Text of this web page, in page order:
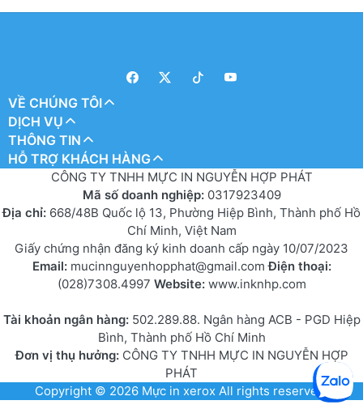
VỀ CHÚNG TÔI
DỊCH VỤ
THÔNG TIN
HỖ TRỢ KHÁCH HÀNG
CÔNG TY TNHH MỰC IN NGUYỄN HỢP PHÁT
Mã số doanh nghiệp: 0317923409
Địa chỉ: 668/48B Quốc lộ 13, Phường Hiệp Bình, Thành phố Hồ
Chí Minh, Việt Nam
Giấy chứng nhận đăng ký kinh doanh cấp ngày 10/07/2023
Email: mucinnguyenhopphat@gmail.comĐiện thoại:
(028)7308.4997 Website: www.inknhp.com
Tài khoản ngân hàng: 502.289.88. Ngân hàng ACB - PGD Hiệp
Bình, Thành phố Hồ Chí Minh
Đơn vị thụ hưởng:CÔNG TY TNHH MỰC IN NGUYỄN HỢP
PHÁT
Copyright © 2026 Mực in xerox All rights reserved.